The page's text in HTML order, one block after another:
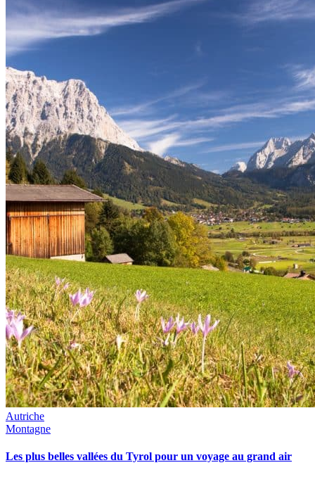
Autriche
Montagne
Les plus belles vallées du Tyrol pour un voyage au grand air